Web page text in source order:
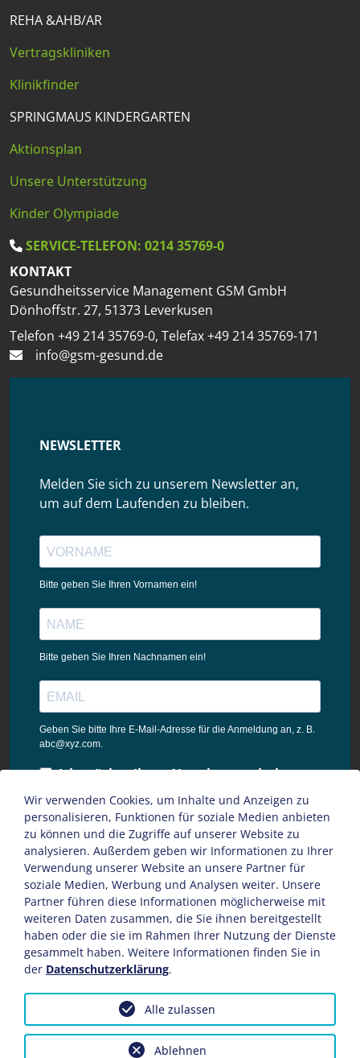
REHA &AHB/AR
Vertragskliniken
Klinikfinder
SPRINGMAUS KINDERGARTEN
Aktionsplan
Unsere Unterstützung
Kinder Olympiade
SERVICE-TELEFON: 0214 35769-0
KONTAKT
Gesundheitsservice Management GSM GmbH
Dönhoffstr. 27, 51373 Leverkusen
Telefon +49 214 35769-0, Telefax +49 214 35769-171
info@gsm-gesund.de
NEWSLETTER
Melden Sie sich zu unserem Newsletter an,
um auf dem Laufenden zu bleiben.
Bitte geben Sie Ihren Vornamen ein!
Bitte geben Sie Ihren Nachnamen ein!
Geben Sie bitte Ihre E-Mail-Adresse für die Anmeldung an, z. B.
abc@xyz.com.
Ich möchte Ihren Newsletter erhalten
und akzeptiere die
Datenschutzbestimmungen dieser
Webseite.
Sie können den Newsletter jederzeit über den Link in unserem
Newsletter abbestellen.
AGB Datenschutz
hoffmann
Wir verwenden Cookies, um Inhalte und Anzeigen zu
personalisieren, Funktionen für soziale Medien anbieten
zu können und die Zugriffe auf unserer Website zu
analysieren. Außerdem geben wir Informationen zu Ihrer
Verwendung unserer Website an unsere Partner für
soziale Medien, Werbung und Analysen weiter. Unsere
Partner führen diese Informationen möglicherweise mit
weiteren Daten zusammen, die Sie ihnen bereitgestellt
haben oder die sie im Rahmen Ihrer Nutzung der Dienste
gesammelt haben. Weitere Informationen finden Sie in
der Datenschutzerklärung.
Ablehnen
Alle zulassen